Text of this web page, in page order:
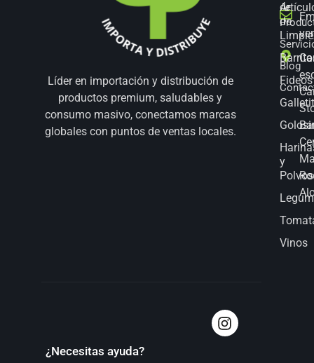
Líder en importación y distribución de
productos premium, saludables y
consumo masivo, conectamos marcas
globales con puntos de ventas locales.
de
Fideos
y
Polvos
Vinos
de
Blog
¿Necesitas ayuda?